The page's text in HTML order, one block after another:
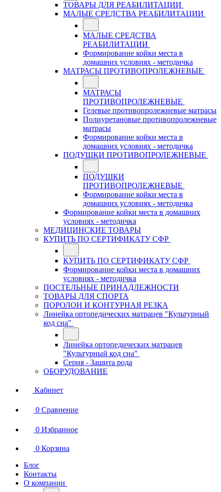
ТОВАРЫ ДЛЯ РЕАБИЛИТАЦИИ
МАЛЫЕ СРЕДСТВА РЕАБИЛИТАЦИИ
МАЛЫЕ СРЕДСТВА
РЕАБИЛИТАЦИИ
Формирование койки места в
домашних условиях - методичка
МАТРАСЫ ПРОТИВОПРОЛЕЖНЕВЫЕ
МАТРАСЫ
ПРОТИВОПРОЛЕЖНЕВЫЕ
Гелевые противопролежневые матрасы
Полиуретановые противопролежневые
матрасы
Формирование койки места в
домашних условиях - методичка
ПОДУШКИ ПРОТИВОПРОЛЕЖНЕВЫЕ
ПОДУШКИ
ПРОТИВОПРОЛЕЖНЕВЫЕ
Формирование койки места в
домашних условиях - методичка
Формирование койки места в домашних
условиях - методичка
МЕДИЦИНСКИЕ ТОВАРЫ
КУПИТЬ ПО СЕРТИФИКАТУ СФР
КУПИТЬ ПО СЕРТИФИКАТУ СФР
Формирование койки места в домашних
условиях - методичка
ПОСТЕЛЬНЫЕ ПРИНАДЛЕЖНОСТИ
ТОВАРЫ ДЛЯ СПОРТА
ПОРОЛОН И КОНТУРНАЯ РЕЗКА
Линейка ортопедических матрацев "Культурный
код сна"
Линейка ортопедических матрацев
"Культурный код сна"
Серия - Защита рода
ОБОРУДОВАНИЕ
Кабинет
0 Сравнение
0 Избранное
0 Корзина
Блог
Контакты
О компании